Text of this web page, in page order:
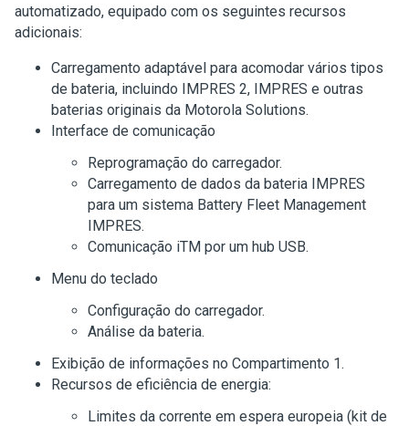
automatizado, equipado com os seguintes recursos
adicionais:
Carregamento adaptável para acomodar vários tipos
de bateria, incluindo IMPRES 2, IMPRES e outras
baterias originais da Motorola Solutions.
Interface de comunicação
Reprogramação do carregador.
Carregamento de dados da bateria IMPRES
para um sistema Battery Fleet Management
IMPRES.
Comunicação iTM por um hub USB.
Menu do teclado
Configuração do carregador.
Análise da bateria.
Exibição de informações no Compartimento 1.
Recursos de eficiência de energia:
Limites da corrente em espera europeia (kit de